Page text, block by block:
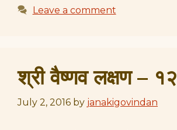
Leave a comment
श्री वैष्णव लक्षण – १२
July 2, 2016 by janakigovindan